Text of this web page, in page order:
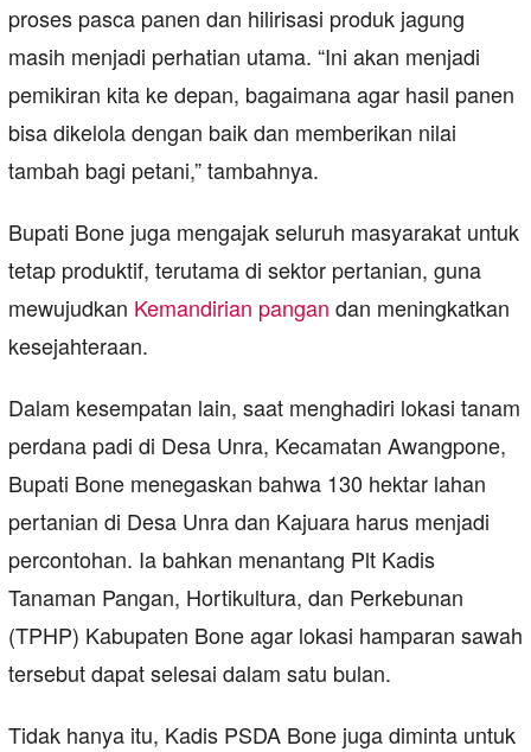
proses pasca panen dan hilirisasi produk jagung
masih menjadi perhatian utama. “Ini akan menjadi
pemikiran kita ke depan, bagaimana agar hasil panen
bisa dikelola dengan baik dan memberikan nilai
tambah bagi petani,” tambahnya.
Bupati Bone juga mengajak seluruh masyarakat untuk
tetap produktif, terutama di sektor pertanian, guna
mewujudkan Kemandirian pangan dan meningkatkan
kesejahteraan.
Dalam kesempatan lain, saat menghadiri lokasi tanam
perdana padi di Desa Unra, Kecamatan Awangpone,
Bupati Bone menegaskan bahwa 130 hektar lahan
pertanian di Desa Unra dan Kajuara harus menjadi
percontohan. Ia bahkan menantang Plt Kadis
Tanaman Pangan, Hortikultura, dan Perkebunan
(TPHP) Kabupaten Bone agar lokasi hamparan sawah
tersebut dapat selesai dalam satu bulan.
Tidak hanya itu, Kadis PSDA Bone juga diminta untuk